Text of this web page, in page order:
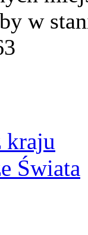
w
kraju
Świata